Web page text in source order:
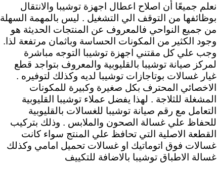
نعلم جميعًا أن اصلاح اعطال اجهزة توشيبا والانتقال
بوظائفها من التوقف الي التشغيل . ليس بالمهمة السهلة
من جميع النواحي فالمعروف عن المنتجات الحديثة هو
وجود الكثير من المكونات الحساسة وباثمان مرتفعة لذا.
وجب علي كل مقتني اجهزة توشيبا التوجه مباشرة
لمركز صيانة توشيبا بالقليوبية والمعروف بتواجد قطع
غيار غسالات بوتاجازات توشيبا لديه وكذلك لتوفيره .
الاخصائي المحترف بكل صغيرة وكبيرة للمكونات
المشغلة للثلاجة . لهذا يفضل عملاء توشيبا القليوبية
التعامل مع رقم صيانة توشيبا للغسالات بالقليوبية
للحفاظ علي غسالة الصحون والملابس . وذلك بتركيب
القطعة الاصلية التي تحافظ علي المنتج سواء كانت
غسالات فوق اتوماتيك او غسالات تحميل امامي وكذلك
غسالة الاطباق توشيبا بالاضافة للتكييف